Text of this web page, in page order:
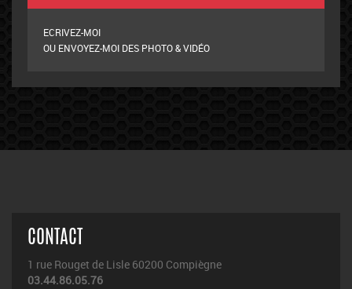
ECRIVEZ-MOI
OU ENVOYEZ-MOI DES PHOTO & VIDÉO
CONTACT
1 rue Rouget de Lisle 60200 Compiègne
03.44.86.05.76